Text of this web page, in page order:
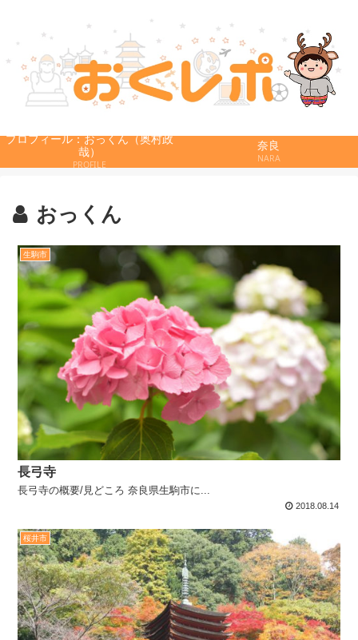
プロフィール：おっくん（奥村政
哉）
PROFILE
奈良
NARA
おっくん
生駒市
長弓寺
長弓寺の概要/見どころ 奈良県生駒市に...
2018.08.14
桜井市